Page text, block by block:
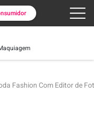
Fashion Com Editor de